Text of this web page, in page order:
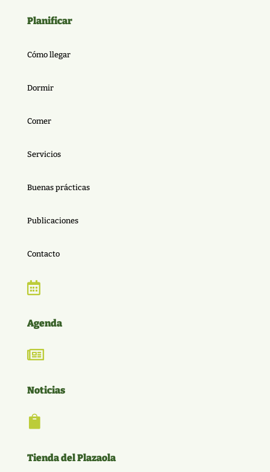
Planificar
Cómo llegar
Dormir
Comer
Servicios
Buenas prácticas
Publicaciones
Contacto

Agenda

Noticias

Tienda del Plazaola